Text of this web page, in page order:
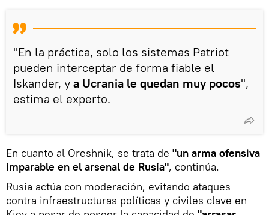
"En la práctica, solo los sistemas Patriot
pueden interceptar de forma fiable el
Iskander, y a Ucrania le quedan muy pocos",
estima el experto.
En cuanto al Oreshnik, se trata de "un arma ofensiva
imparable en el arsenal de Rusia", continúa.
Rusia actúa con moderación, evitando ataques
contra infraestructuras políticas y civiles clave en